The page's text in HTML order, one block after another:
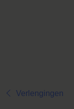
Verlengingen